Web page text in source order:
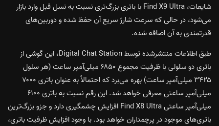
شایعات، Find X9 Ultra با باتری بزرگ‌تری نسبت به نسل قبل وارد بازار
می‌شود، در حالی که سرعت شارژ سریع آن حفظ شده و دوربین‌های
قدرتمندی به آن اضافه شده.
طبق اطلاعات منتشرشده توسط Digital Chat Station، این گوشی از
باتری دو سلولی با ظرفیت مجموع ۶۸۵۰ میلی‌آمپر ساعت (هر سلول
۳۴۲۵ میلی‌آمپر ساعت) بهره می‌برد که احتمالاً به عنوان باتری ۷۰۰۰
میلی‌آمپر ساعتی معرفی خواهد شد. این رقم نسبت به باتری ۶۱۰۰
میلی‌آمپر ساعتی Find X8 Ultra افزایش چشمگیری دارد و جزو بزرگ‌ترین
باتری‌های موجود در پرچمداران خواهد بود. با وجود افزایش ظرفیت باتری،